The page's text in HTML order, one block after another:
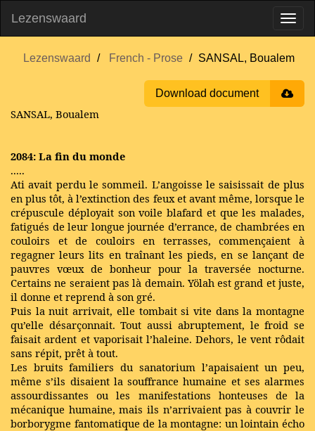
Lezenswaard
Lezenswaard French - Prose SANSAL, Boualem
Download document
SANSAL, Boualem
2084: La fin du monde
.....
Ati avait perdu le sommeil. L’angoisse le saisissait de plus
en plus tôt, à l’extinction des feux et avant même, lorsque le
crépuscule déployait son voile blafard et que les malades,
fatigués de leur longue journée d’errance, de chambrées en
couloirs et de couloirs en terrasses, commençaient à
regagner leurs lits en traînant les pieds, en se lançant de
pauvres vœux de bonheur pour la traversée nocturne.
Certains ne seraient pas là demain. Yölah est grand et juste,
il donne et reprend à son gré.
Puis la nuit arrivait, elle tombait si vite dans la montagne
qu’elle désarçonnait. Tout aussi abruptement, le froid se
faisait ardent et vaporisait l’haleine. Dehors, le vent rôdait
sans répit, prêt à tout.
Les bruits familiers du sanatorium l’apaisaient un peu,
même s’ils disaient la souffrance humaine et ses alarmes
assourdissantes ou les manifestations honteuses de la
mécanique humaine, mais ils n’arrivaient pas à couvrir le
borborygme fantomatique de la montagne: un lointain écho